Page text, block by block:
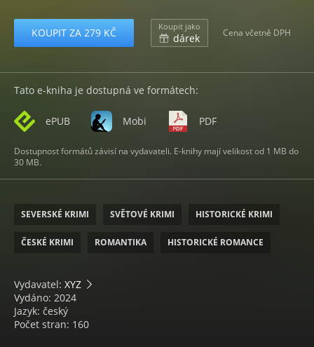
KOUPIT ZA 279 KČ Koupit jako
dárek Cena včetně DPH
Tato e-kniha je dostupná ve formátech:
ePUB Mobi PDF
Dostupnost formátů závisí na vydavateli. E-knihy mají velikost od 1 MB do
30 MB.
SEVERSKÉ KRIMI SVĚTOVÉ KRIMI HISTORICKÉ KRIMI
ČESKÉ KRIMI ROMANTIKA HISTORICKÉ ROMANCE
Vydavatel: XYZ
Vydáno: 2024
Jazyk: český
Počet stran: 160